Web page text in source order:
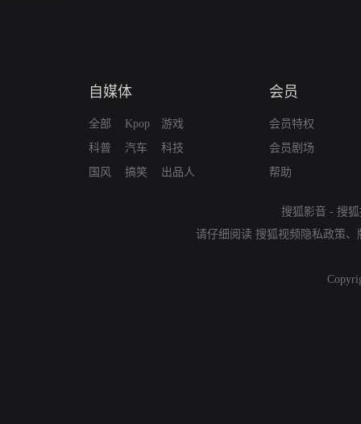
自媒体
全部
科普
国风
Kpop
汽车
搞笑
游戏
科技
出品人
会员
会员特权
会员剧场
帮助
搜狐影音 - 搜
请仔细阅读 搜狐视频隐私政策、